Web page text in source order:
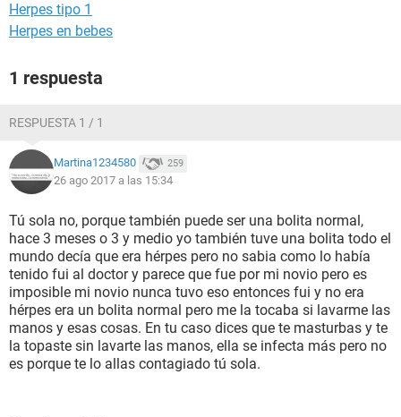
Herpes tipo 1
Herpes en bebes
1 respuesta
RESPUESTA 1 / 1
Martina1234580 259
26 ago 2017 a las 15:34
Tú sola no, porque también puede ser una bolita normal,
hace 3 meses o 3 y medio yo también tuve una bolita todo el
mundo decía que era hérpes pero no sabia como lo había
tenido fui al doctor y parece que fue por mi novio pero es
imposible mi novio nunca tuvo eso entonces fui y no era
hérpes era un bolita normal pero me la tocaba si lavarme las
manos y esas cosas. En tu caso dices que te masturbas y te
la topaste sin lavarte las manos, ella se infecta más pero no
es porque te lo allas contagiado tú sola.